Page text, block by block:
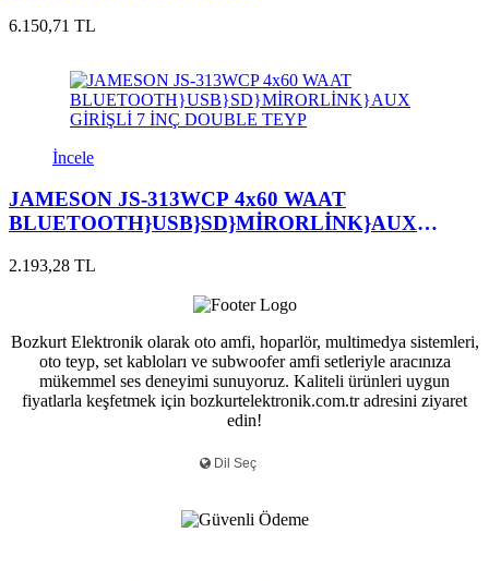
6.150,71 TL
İncele
JAMESON JS-313WCP 4x60 WAAT
BLUETOOTH}USB}SD}MİRORLİNK}AUX
2.193,28 TL
Bozkurt Elektronik olarak oto amfi, hoparlör, multimedya sistemleri,
oto teyp, set kabloları ve subwoofer amfi setleriyle aracınıza
mükemmel ses deneyimi sunuyoruz. Kaliteli ürünleri uygun
fiyatlarla keşfetmek için bozkurtelektronik.com.tr adresini ziyaret
edin!